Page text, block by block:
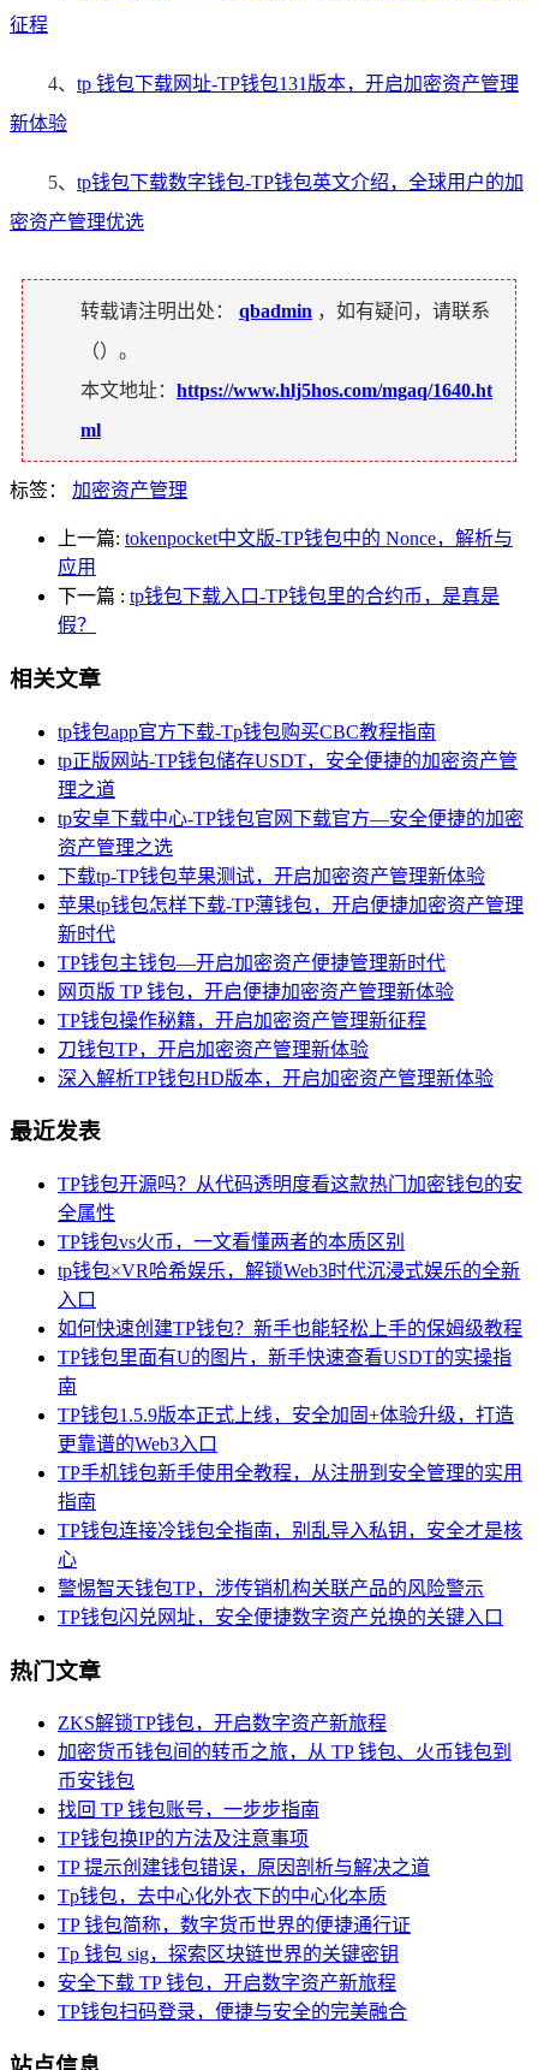
征程
4、 tp 钱包下载网址-TP钱包131版本，开启加密资产管理
新体验
5、 tp钱包下载数字钱包-TP钱包英文介绍，全球用户的加
密资产管理优选
转载请注明出处： qbadmin ，如有疑问，请联系
（）。
本文地址： https://www.hlj5hos.com/mgaq/1640.ht
ml
标签： 加密资产管理
上一篇: tokenpocket中文版-TP钱包中的 Nonce，解析与
应用
下一篇 : tp钱包下载入口-TP钱包里的合约币，是真是
假？
相关文章
tp钱包app官方下载-Tp钱包购买CBC教程指南
tp正版网站-TP钱包储存USDT，安全便捷的加密资产管
理之道
tp安卓下载中心-TP钱包官网下载官方—安全便捷的加密
资产管理之选
下载tp-TP钱包苹果测试，开启加密资产管理新体验
苹果tp钱包怎样下载-TP薄钱包，开启便捷加密资产管理
新时代
TP钱包主钱包—开启加密资产便捷管理新时代
网页版 TP 钱包，开启便捷加密资产管理新体验
TP钱包操作秘籍，开启加密资产管理新征程
刀钱包TP，开启加密资产管理新体验
深入解析TP钱包HD版本，开启加密资产管理新体验
最近发表
TP钱包开源吗？从代码透明度看这款热门加密钱包的安
全属性
TP钱包vs火币，一文看懂两者的本质区别
tp钱包×VR哈希娱乐，解锁Web3时代沉浸式娱乐的全新
入口
如何快速创建TP钱包？新手也能轻松上手的保姆级教程
TP钱包里面有U的图片，新手快速查看USDT的实操指
南
TP钱包1.5.9版本正式上线，安全加固+体验升级，打造
更靠谱的Web3入口
TP手机钱包新手使用全教程，从注册到安全管理的实用
指南
TP钱包连接冷钱包全指南，别乱导入私钥，安全才是核
心
警惕智天钱包TP，涉传销机构关联产品的风险警示
TP钱包闪兑网址，安全便捷数字资产兑换的关键入口
热门文章
ZKS解锁TP钱包，开启数字资产新旅程
加密货币钱包间的转币之旅，从 TP 钱包、火币钱包到
币安钱包
找回 TP 钱包账号，一步步指南
TP钱包换IP的方法及注意事项
TP 提示创建钱包错误，原因剖析与解决之道
Tp钱包，去中心化外衣下的中心化本质
TP 钱包简称，数字货币世界的便捷通行证
Tp 钱包 sig，探索区块链世界的关键密钥
安全下载 TP 钱包，开启数字资产新旅程
TP钱包扫码登录，便捷与安全的完美融合